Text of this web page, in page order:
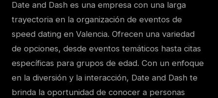
Date and Dash es una empresa con una larga
trayectoria en la organización de eventos de
speed dating en Valencia. Ofrecen una variedad
de opciones, desde eventos temáticos hasta citas
específicas para grupos de edad. Con un enfoque
en la diversión y la interacción, Date and Dash te
brinda la oportunidad de conocer a personas